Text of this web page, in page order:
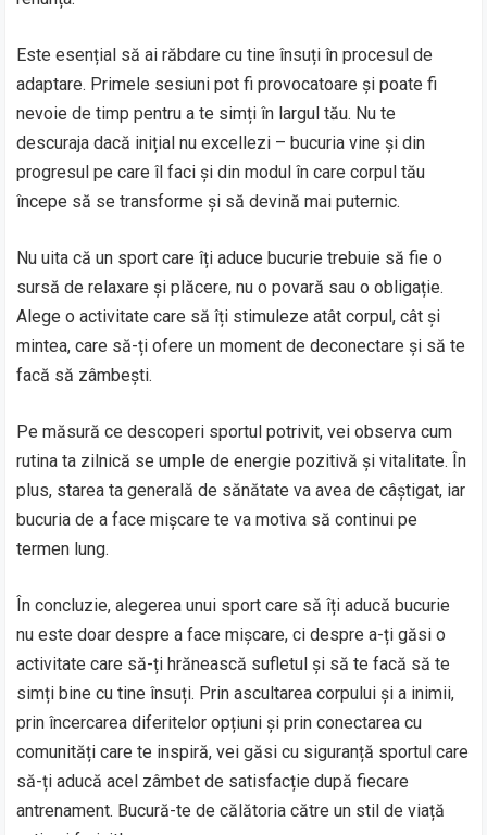
Este esențial să ai răbdare cu tine însuți în procesul de
adaptare. Primele sesiuni pot fi provocatoare și poate fi
nevoie de timp pentru a te simți în largul tău. Nu te
descuraja dacă inițial nu excellezi – bucuria vine și din
progresul pe care îl faci și din modul în care corpul tău
începe să se transforme și să devină mai puternic.
Nu uita că un sport care îți aduce bucurie trebuie să fie o
sursă de relaxare și plăcere, nu o povară sau o obligație.
Alege o activitate care să îți stimuleze atât corpul, cât și
mintea, care să-ți ofere un moment de deconectare și să te
facă să zâmbești.
Pe măsură ce descoperi sportul potrivit, vei observa cum
rutina ta zilnică se umple de energie pozitivă și vitalitate. În
plus, starea ta generală de sănătate va avea de câștigat, iar
bucuria de a face mișcare te va motiva să continui pe
termen lung.
În concluzie, alegerea unui sport care să îți aducă bucurie
nu este doar despre a face mișcare, ci despre a-ți găsi o
activitate care să-ți hrănească sufletul și să te facă să te
simți bine cu tine însuți. Prin ascultarea corpului și a inimii,
prin încercarea diferitelor opțiuni și prin conectarea cu
comunități care te inspiră, vei găsi cu siguranță sportul care
să-ți aducă acel zâmbet de satisfacție după fiecare
antrenament. Bucură-te de călătoria către un stil de viață